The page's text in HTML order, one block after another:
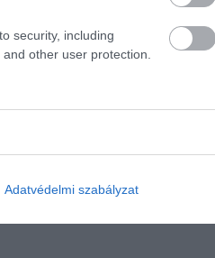
security, including
other user protection.
Adatvédelmi szabályzat